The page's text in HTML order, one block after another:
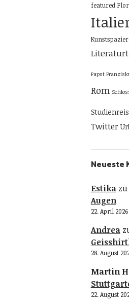
featured
Papst
Rom
Twitter
Neueste
Estikazu
Augen
22. April 2026
Andrea
28. August
Martin
22. August